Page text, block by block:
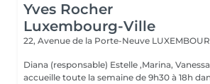
Yves Rocher
Luxembourg-Ville
22, Avenue de la Porte-Neuve
Diana (responsable) Estelle ,Marina,
accueille toute la semaine de 9h30 à 18h